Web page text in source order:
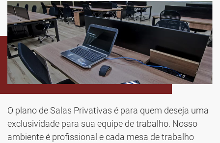
O plano de Salas Privativas é para quem deseja uma
exclusividade para sua equipe de trabalho. Nosso
ambiente é profissional e cada mesa de trabalho